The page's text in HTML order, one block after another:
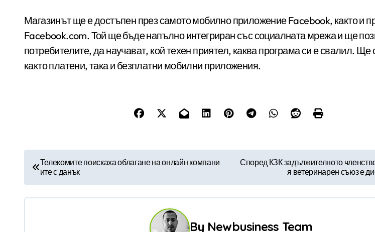
Магазинът ще е достъпен през самото мобилно приложение Facebook, както и
Facebook.com. Той ще бъде напълно интегриран със социалната мрежа и ще
потребителите, да научават, кой техен приятел, каква програма си е свалил. Ще
както платени, така и безплатни мобилни приложения.
а
в
Телекомите поискаха облагане на онлайн компани
ите с данък
Според КЗК задължителното
я ветеринарен съюз е
By Newbusiness Team